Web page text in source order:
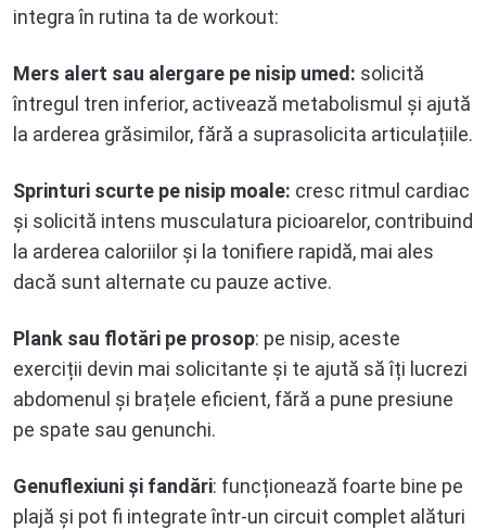
integra în rutina ta de workout:
Mers alert sau alergare pe nisip umed: solicită
întregul tren inferior, activează metabolismul și ajută
la arderea grăsimilor, fără a suprasolicita articulațiile.
Sprinturi scurte pe nisip moale: cresc ritmul cardiac
și solicită intens musculatura picioarelor, contribuind
la arderea caloriilor și la tonifiere rapidă, mai ales
dacă sunt alternate cu pauze active.
Plank sau flotări pe prosop: pe nisip, aceste
exerciții devin mai solicitante și te ajută să îți lucrezi
abdomenul și brațele eficient, fără a pune presiune
pe spate sau genunchi.
Genuflexiuni și fandări: funcționează foarte bine pe
plajă și pot fi integrate într-un circuit complet alături